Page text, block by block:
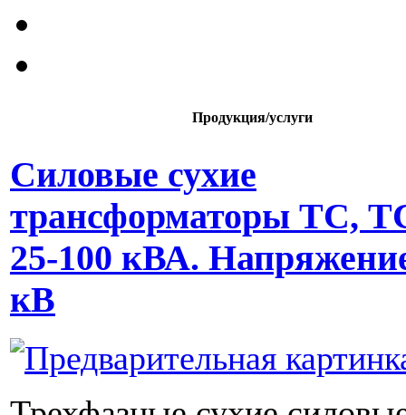
Продукция/услуги
Силовые сухие
трансформаторы ТС,
25-100 кВА.
кВ